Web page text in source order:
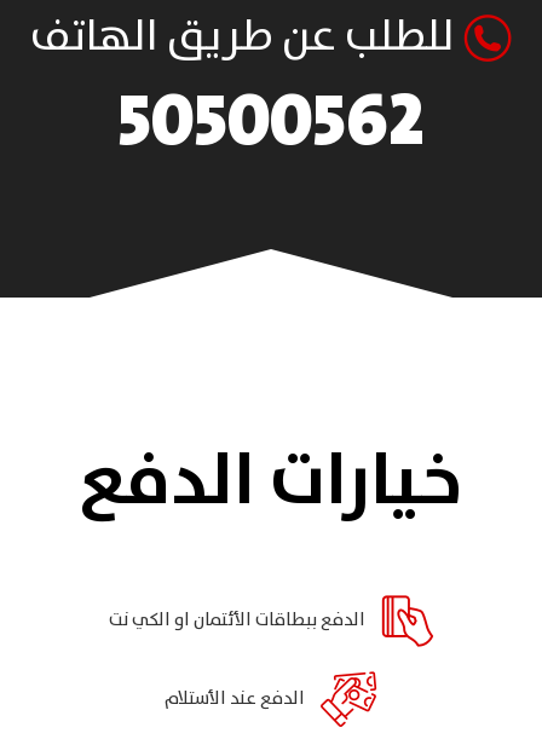
للطلب عن طريق الهاتف
50500562
خيارات الدفع
الدفع ببطاقات الأئتمان او الكي نت
الدفع عند الأستلام